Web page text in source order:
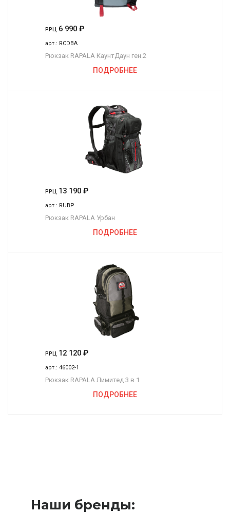
РРЦ 6 990 ₽
арт.: RCDBA
Рюкзак RAPALA КаунтДаун ген.2
ПОДРОБНЕЕ
РРЦ 13 190 ₽
арт.: RUBP
Рюкзак RAPALA Урбан
ПОДРОБНЕЕ
РРЦ 12 120 ₽
арт.: 46002-1
Рюкзак RAPALA Лимитед 3 в 1
ПОДРОБНЕЕ
Наши бренды: